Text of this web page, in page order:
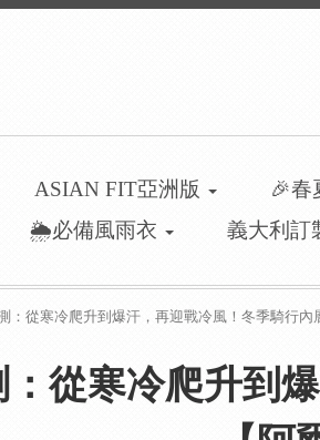
ASIAN FIT亞洲版 🎉春
🌦️必備風雨衣
義大利訂
：從寒冷爬升到爆汗，再迎戰冷風！冬季騎行
從寒冷爬升到